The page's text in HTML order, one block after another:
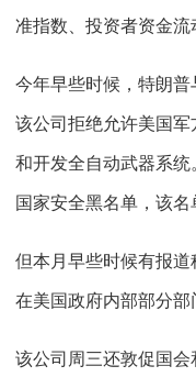
准指数、投资者资金流
今年早些时候，特朗
该公司拒绝允许美国
和开发全自动武器系
国家安全黑名单，该名
但本月早些时候有报
在美国政府内部部分部
该公司周三还敦促国